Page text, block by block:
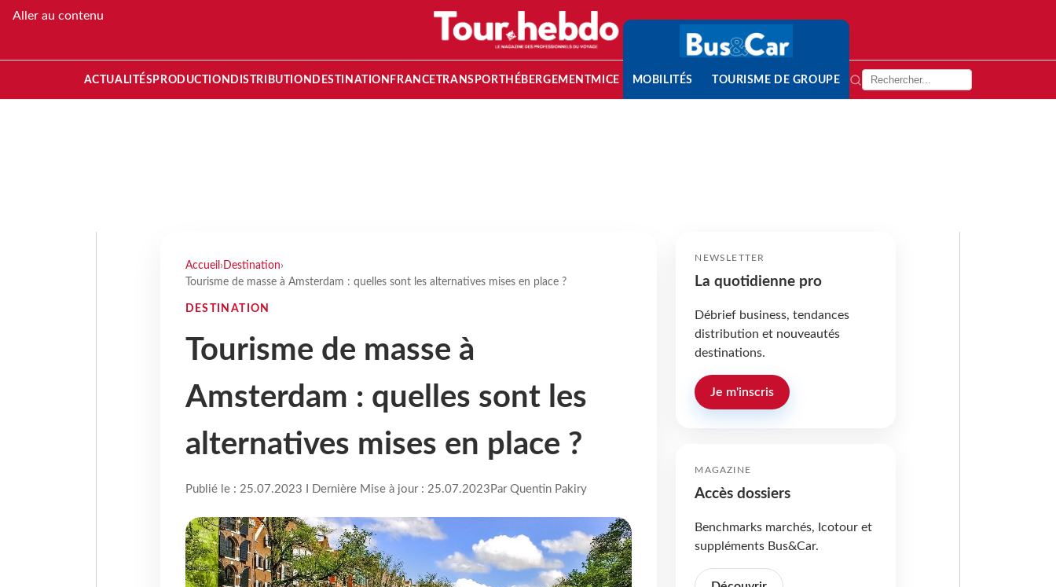
Aller au contenu
ACTUALITÉS PRODUCTION DISTRIBUTION DESTINATION FRANCETRANSPORT HÉBERGEMENTMICE MOBILITÉS TOURISME DE GROUPE
Accueil › Destination›
Tourisme de masse à Amsterdam : quelles sont les alternatives mises en place ?
DESTINATION
Tourisme de masse à
Amsterdam : quelles sont les
alternatives mises en place ?
Publié le : 25.07.2023 I Dernière Mise à jour : 25.07.2023 Par Quentin Pakiry
NEWSLETTER
La quotidienne pro
Débrief business, tendances
distribution et nouveautés
destinations.
Je m'inscris
MAGAZINE
Accès dossiers
Benchmarks marchés, Icotour et
suppléments Bus&Car.